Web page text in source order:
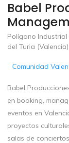
Babel
Polígono Industrial
del Turia (Valencia)
Comunidad
Babel
en booking,
eventos en
proyectos
salas de